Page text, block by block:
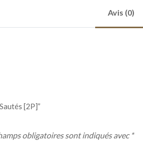
Avis (0)
[2P]”
obligatoires sont indiqués avec *